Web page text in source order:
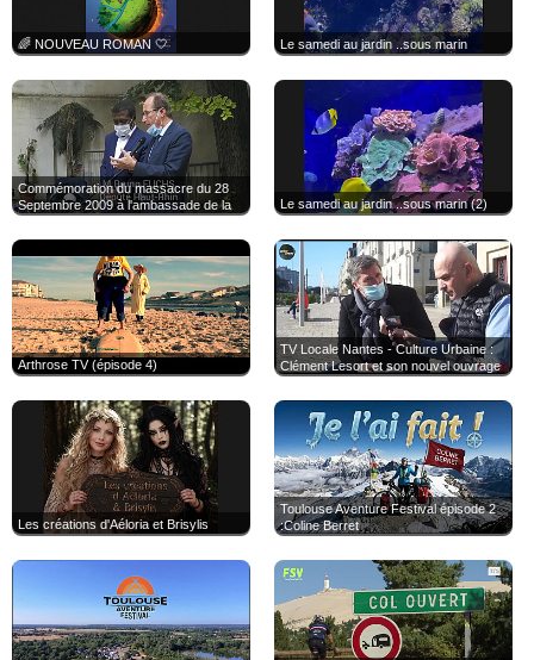
🌈 NOUVEAU ROMAN 🤍 Le samedi au jardin ..sous marin
Commémoration du massacre du 28
Septembre 2009 à l'ambassade de la
Le samedi au jardin ..sous marin (2)
Arthrose TV (épisode 4)
TV Locale Nantes - Culture Urbaine :
Clément Lesort et son nouvel ouvrage
@Clement_Lesort
Les créations d'Aéloria et Brisylis
Toulouse Aventure Festival épisode 2
:Coline Berret